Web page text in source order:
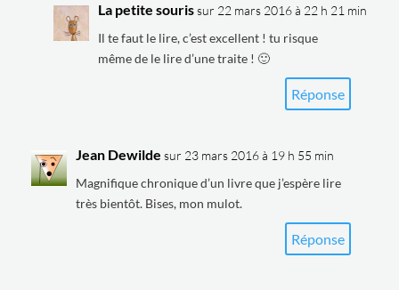
La petite souris sur 22 mars 2016 à 22 h 21 min
Il te faut le lire, c’est excellent ! tu risque
même de le lire d’une traite ! 🙂
Réponse
Jean Dewilde sur 23 mars 2016 à 19 h 55 min
Magnifique chronique d’un livre que j’espère lire
très bientôt. Bises, mon mulot.
Réponse